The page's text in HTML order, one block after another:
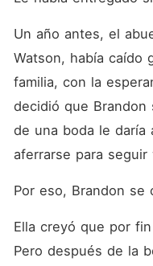
Un año antes, el
Watson, había caído
familia, con la
decidió que Brandon
de una boda le daría
aferrarse para seguir
Por eso, Brandon se
Ella creyó que por
Pero después de la